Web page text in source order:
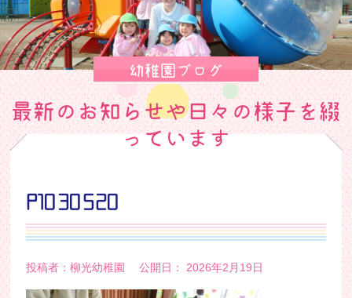
幼稚園ブログ
最新のお知らせや日々の様子を綴
っています
P1030520
投稿者：柳光幼稚園 公開日： 2026年2月19日